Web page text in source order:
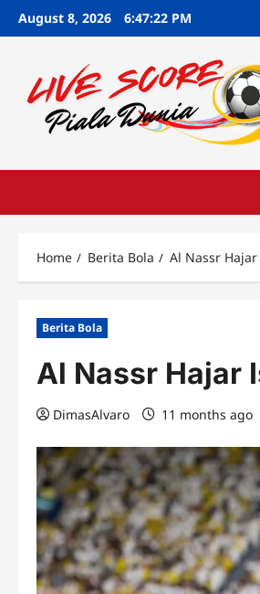
SkipAugust 8, 2026 6:47:23 PM
Home Berita Bola Al Nassr
Berita Bola
Al Nassr Hajar
DimasAlvaro 11 months ago